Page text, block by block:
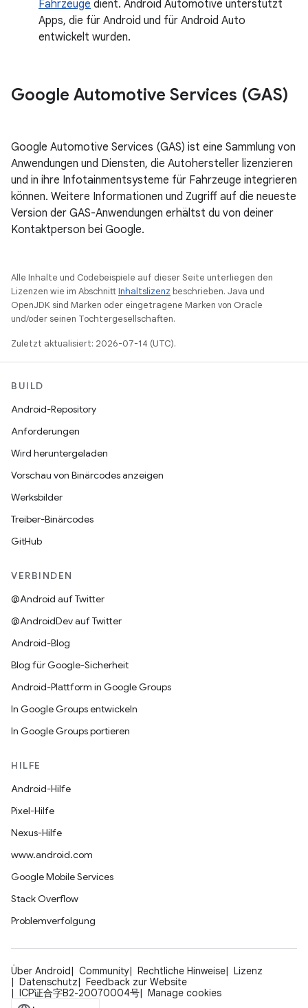
Fahrzeuge dient. Android Automotive unterstützt
Apps, die für Android und für Android Auto
entwickelt wurden.
Google Automotive Services (GAS)
Google Automotive Services (GAS) ist eine Sammlung von
Anwendungen und Diensten, die Autohersteller lizenzieren
und in ihre Infotainmentsysteme für Fahrzeuge integrieren
können. Weitere Informationen und Zugriff auf die neueste
Version der GAS-Anwendungen erhältst du von deiner
Kontaktperson bei Google.
Alle Inhalte und Codebeispiele auf dieser Seite unterliegen den
Lizenzen wie im AbschnittInhaltslizenz beschrieben. Java und
OpenJDK sind Marken oder eingetragene Marken von Oracle
und/oder seinen Tochtergesellschaften.
Zuletzt aktualisiert: 2026-07-14 (UTC).
BUILD
Android-Repository
Anforderungen
Wird heruntergeladen
Vorschau von Binärcodes anzeigen
Werksbilder
Treiber-Binärcodes
GitHub
VERBINDEN
@Android auf Twitter
@AndroidDev auf Twitter
Android-Blog
Blog für Google-Sicherheit
Android-Plattform in Google Groups
In Google Groups entwickeln
In Google Groups portieren
HILFE
Android-Hilfe
Pixel-Hilfe
Nexus-Hilfe
www.android.com
Google Mobile Services
Stack Overflow
Problemverfolgung
Über Android Community Rechtliche Hinweise
Lizenz
Datenschutz
Feedback zur Website
ICP证合字B2-20070004号
Manage cookies